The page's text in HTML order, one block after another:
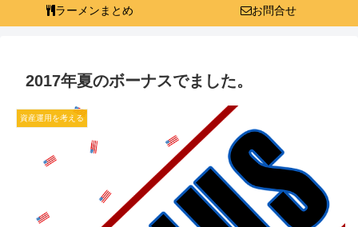
ラーメンまとめ お問合せ
2017年夏のボーナスでました。
資産運用を考える